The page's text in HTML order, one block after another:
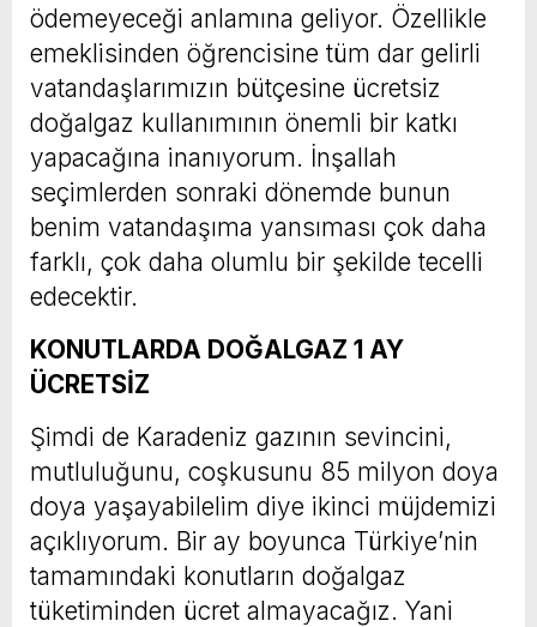
ödemeyeceği anlamına geliyor. Özellikle
emeklisinden öğrencisine tüm dar gelirli
vatandaşlarımızın bütçesine ücretsiz
doğalgaz kullanımının önemli bir katkı
yapacağına inanıyorum. İnşallah
seçimlerden sonraki dönemde bunun
benim vatandaşıma yansıması çok daha
farklı, çok daha olumlu bir şekilde tecelli
edecektir.
KONUTLARDA DOĞALGAZ 1 AY
ÜCRETSİZ
Şimdi de Karadeniz gazının sevincini,
mutluluğunu, coşkusunu 85 milyon doya
doya yaşayabilelim diye ikinci müjdemizi
açıklıyorum. Bir ay boyunca Türkiye’nin
tamamındaki konutların doğalgaz
tüketiminden ücret almayacağız. Yani